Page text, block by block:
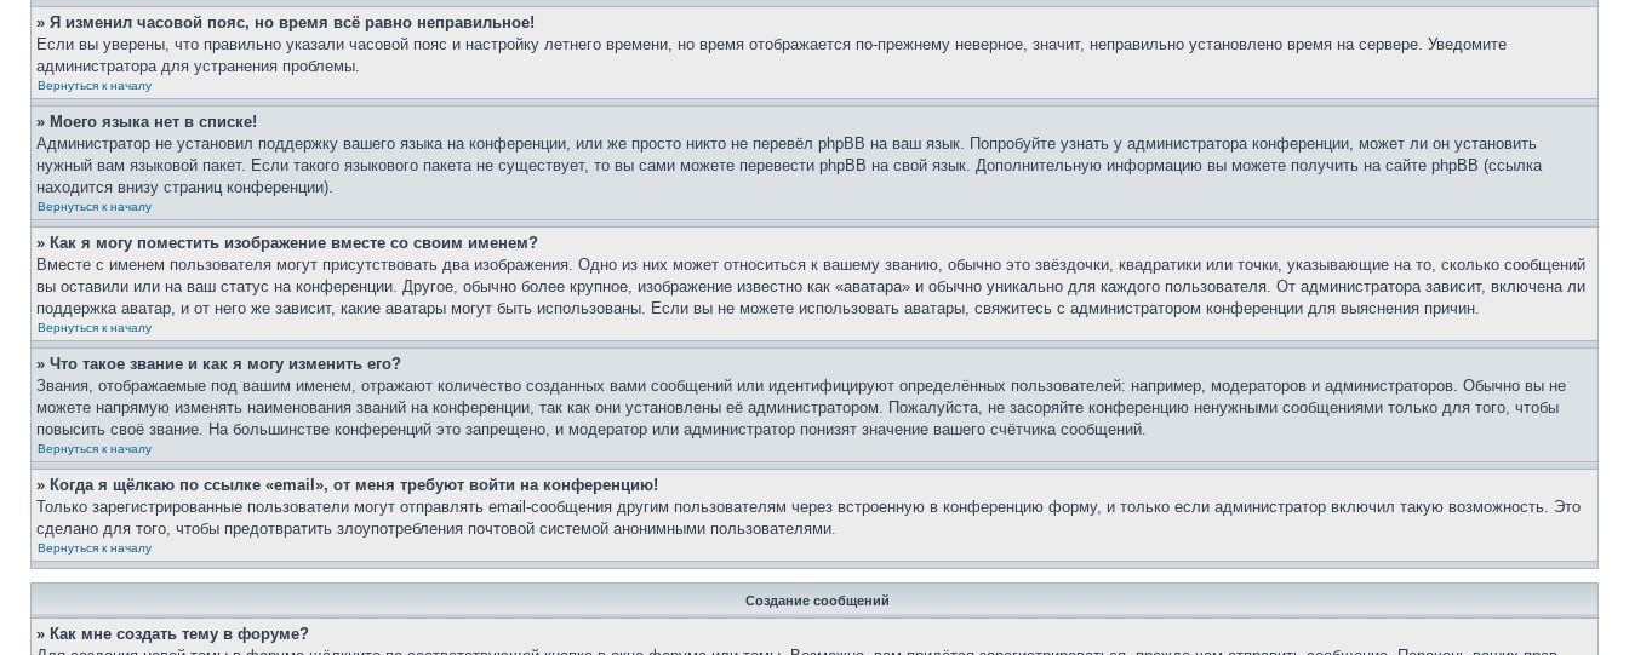
» Я изменил часовой пояс, но время всё равно неправильное!
Если вы уверены, что правильно указали часовой пояс и настройку летнего времени, но время отображается по-прежнему неверное, значит, неправильно установлено время на сервере. Уведомите
администратора для устранения проблемы.
Вернуться к началу
» Моего языка нет в списке!
Администратор не установил поддержку вашего языка на конференции, или же просто никто не перевёл phpBB на ваш язык. Попробуйте узнать у администратора конференции, может ли он установить
нужный вам языковой пакет. Если такого языкового пакета не существует, то вы сами можете перевести phpBB на свой язык. Дополнительную информацию вы можете получить на сайте phpBB (ссылка
находится внизу страниц конференции).
Вернуться к началу
» Как я могу поместить изображение вместе со своим именем?
Вместе с именем пользователя могут присутствовать два изображения. Одно из них может относиться к вашему званию, обычно это звёздочки, квадратики или точки, указывающие на то, сколько сообщений
вы оставили или на ваш статус на конференции. Другое, обычно более крупное, изображение известно как «аватара» и обычно уникально для каждого пользователя. От администратора зависит, включена ли
поддержка аватар, и от него же зависит, какие аватары могут быть использованы. Если вы не можете использовать аватары, свяжитесь с администратором конференции для выяснения причин.
Вернуться к началу
» Что такое звание и как я могу изменить его?
Звания, отображаемые под вашим именем, отражают количество созданных вами сообщений или идентифицируют определённых пользователей: например, модераторов и администраторов. Обычно вы не
можете напрямую изменять наименования званий на конференции, так как они установлены её администратором. Пожалуйста, не засоряйте конференцию ненужными сообщениями только для того, чтобы
повысить своё звание. На большинстве конференций это запрещено, и модератор или администратор понизят значение вашего счётчика сообщений.
Вернуться к началу
» Когда я щёлкаю по ссылке «email», от меня требуют войти на конференцию!
Только зарегистрированные пользователи могут отправлять email-сообщения другим пользователям через встроенную в конференцию форму, и только если администратор включил такую возможность. Это
сделано для того, чтобы предотвратить злоупотребления почтовой системой анонимными пользователями.
Вернуться к началу
Создание сообщений
» Как мне создать тему в форуме?